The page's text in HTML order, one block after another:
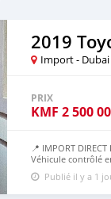
2019
Import - Dubai
PRIX
KMF 2 500
📍 IMPORT
Véhicule contrôlé
50% avant, 50% à
Publié il y a 1